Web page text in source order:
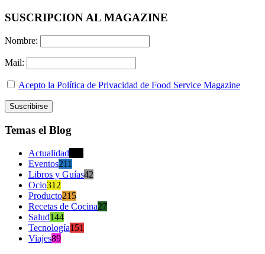
SUSCRIPCION AL MAGAZINE
Nombre:
Mail:
Acepto la Política de Privacidad de Food Service Magazine
Temas el Blog
Actualidad
Eventos211
Libros y Guías42
Ocio312
Producto215
Recetas de Cocina27
Salud144
Tecnología151
Viajes89